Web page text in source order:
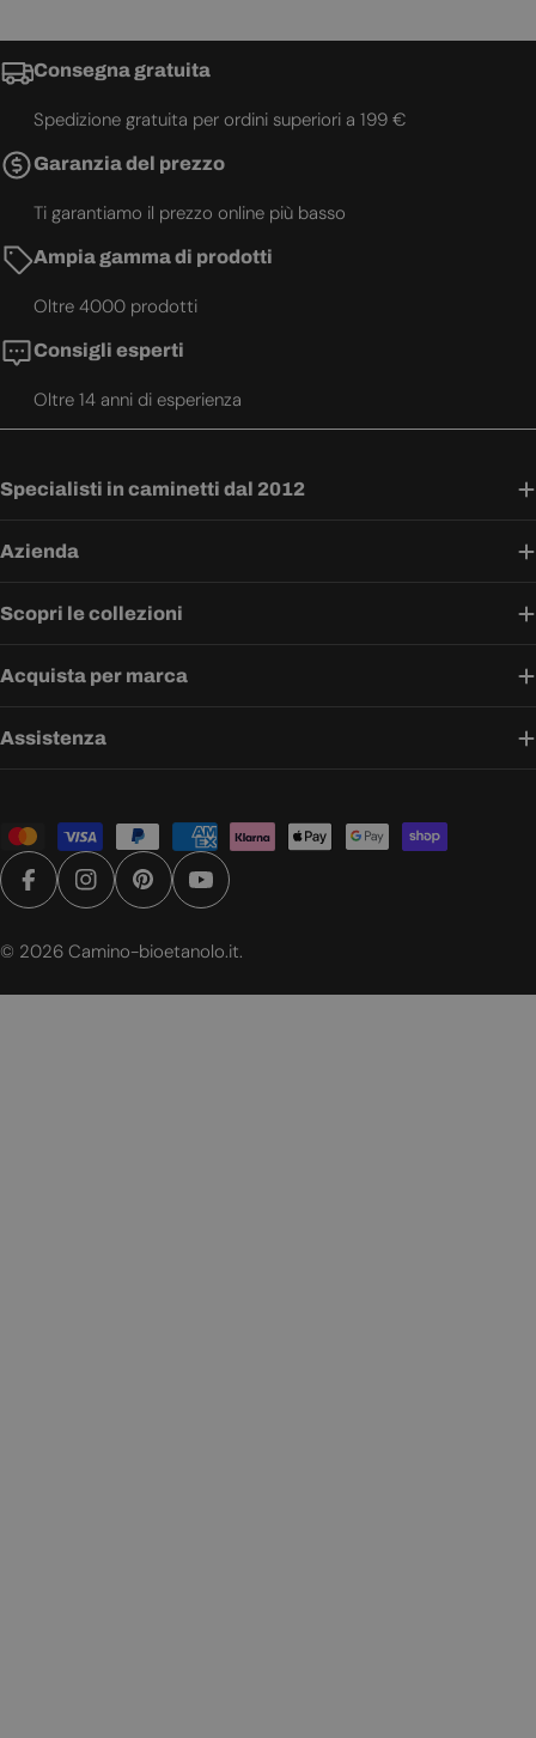
Consegna gratuita
Spedizione gratuita per ordini superiori a 199 €
Garanzia del prezzo
Ti garantiamo il prezzo online più basso
Ampia gamma di prodotti
Oltre 4000 prodotti
Consigli esperti
Oltre 14 anni di esperienza
Specialisti in caminetti dal 2012
Azienda
Scopri le collezioni
Acquista per marca
Assistenza
Metodi
di
pagamento
FacebookInstagramPinterestYouTube
© 2026 Camino-bioetanolo.it.